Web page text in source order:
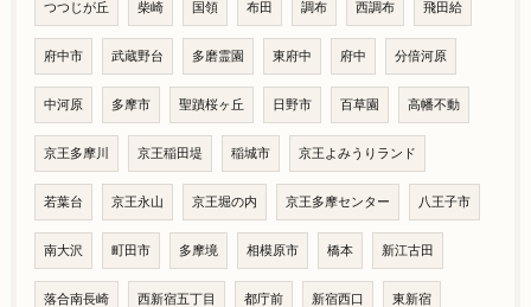
つつじが丘 柴崎 国領 布田 調布 西調布 飛田給
府中市 武蔵野台 多磨霊園 東府中 府中 分倍河原
中河原 多摩市 聖蹟桜ヶ丘 日野市 百草園 高幡不動
京王多摩川 京王稲田堤 稲城市 京王よみうりランド
若葉台 京王永山 京王堀の内 京王多摩センター 八王子市
南大沢 町田市 多摩境 相模原市 橋本 新江古田
落合南長崎 西新宿五丁目 都庁前 新宿西口 東新宿